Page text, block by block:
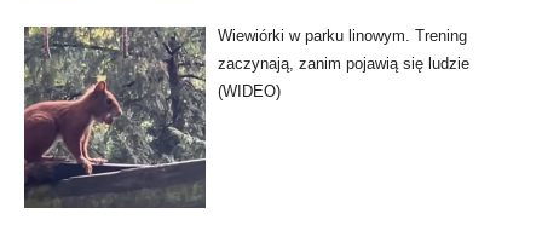
Wiewiórki w parku linowym. Trening
zaczynają, zanim pojawią się ludzie
(WIDEO)